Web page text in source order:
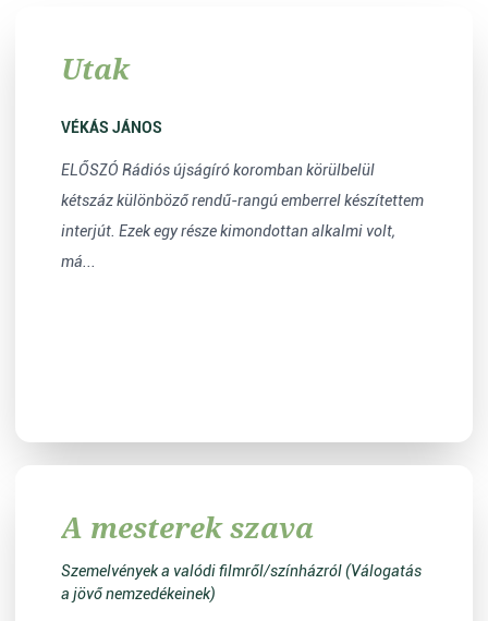
Utak
VÉKÁS JÁNOS
ELŐSZÓ Rádiós újságíró koromban körülbelül
kétszáz különböző rendű-rangú emberrel készítettem
interjút. Ezek egy része kimondottan alkalmi volt,
má...
A mesterek szava
Szemelvények a valódi filmről/színházról (Válogatás
a jövő nemzedékeinek)